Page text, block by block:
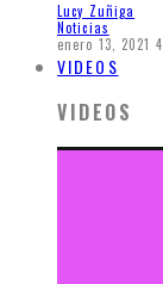
Lucy Zuñiga
Noticias
enero 13, 2021
VIDEOS
VIDEOS